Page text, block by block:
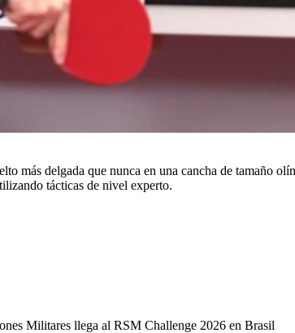
más delgada que nunca en una cancha de tamaño
tácticas de nivel experto.
Militares llega al RSM Challenge 2026 en Brasil